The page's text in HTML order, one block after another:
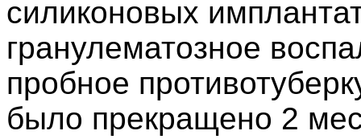
силиконовых
гранулематозное
пробное
было прекращено 2